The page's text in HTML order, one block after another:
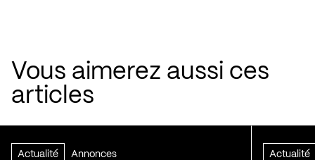
Vous aimerez aussi ces
articles
Actualité Annonces Actualité